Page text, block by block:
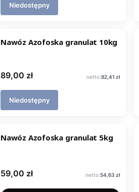
Niedostępny
Nawóz Azofoska granulat 10kg
Cena
89,00 zł Cena
82,41 zł
Niedostępny
Nawóz Azofoska granulat 5kg
Cena
59,00 zł Cena
54,63 zł